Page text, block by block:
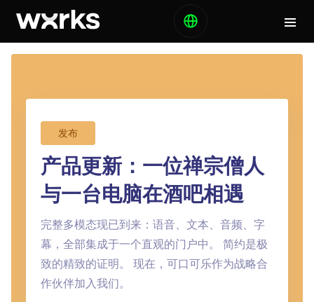
发布
产品更新：一位禅宗僧人
与一台电脑在酒吧相遇
完整多模态现已到来：语音、文本、音频、字
幕，全部集成于一个直观的门户中。 简约是极
致的精致的证明。 现在，可口可乐作为战略合
作伙伴加入我们。